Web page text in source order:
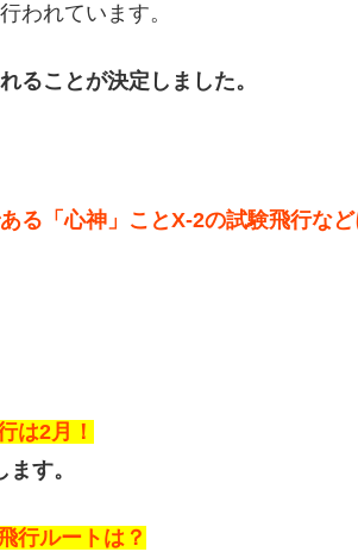
われています。
ることが決定しました。
る「心神」ことX-2の試験飛行な
は2月！
す。
行ルートは？